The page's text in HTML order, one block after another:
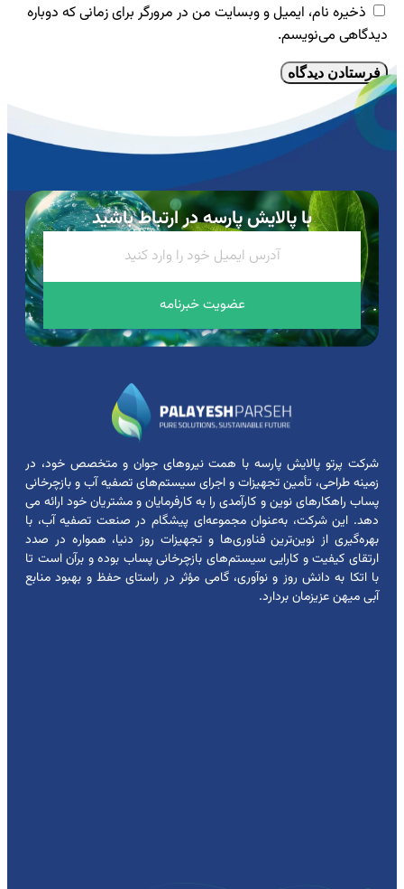
ذخیره نام، ایمیل و وبسایت من در مرورگر برای زمانی که دوباره
دیدگاهی می‌نویسم.
با پالایش پارسه در ارتباط باشید
عضویت خبرنامه
شرکت پرتو پالایش پارسه با همت نیروهای جوان و متخصص خود، در
زمینه طراحی، تأمین تجهیزات و اجرای سیستم‌های تصفیه آب و بازچرخانی
پساب راهکارهای نوین و کارآمدی را به کارفرمایان و مشتریان خود ارائه می
دهد. این شرکت، به‌عنوان مجموعه‌ای پیشگام در صنعت تصفیه آب، با
بهره‌گیری از نوین‌ترین فناوری‌ها و تجهیزات روز دنیا، همواره در صدد
ارتقای کیفیت و کارایی سیستم‌های بازچرخانی پساب بوده و برآن است تا
با اتکا به دانش روز و نوآوری، گامی مؤثر در راستای حفظ و بهبود منابع
آبی میهن عزیزمان بردارد.